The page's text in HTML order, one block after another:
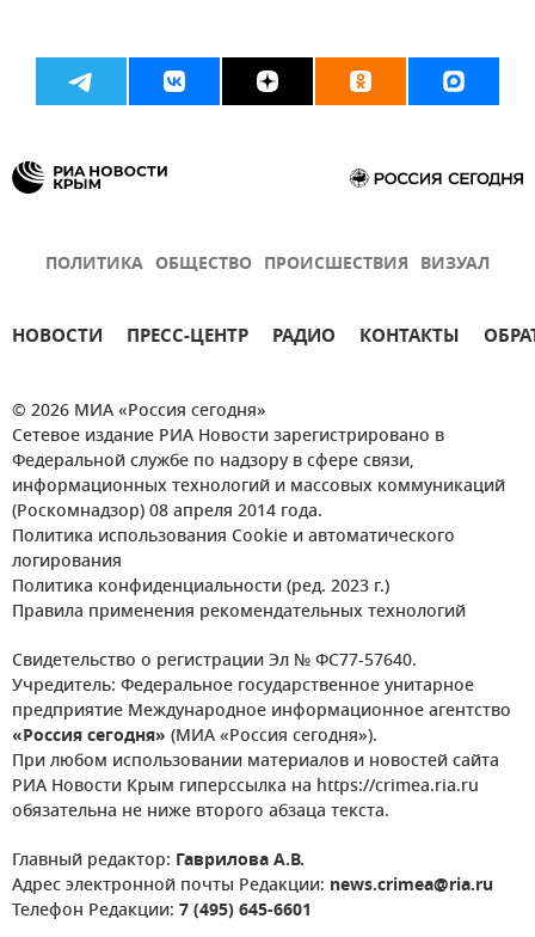
ПОЛИТИКА ОБЩЕСТВО ПРОИСШЕСТВИЯ ВИЗУАЛ
НОВОСТИ ПРЕСС-ЦЕНТР РАДИО КОНТАКТЫ
© 2026 МИА «Россия сегодня»
Сетевое издание РИА Новости зарегистрировано в
Федеральной службе по надзору в сфере связи,
информационных технологий и массовых коммуникаций
(Роскомнадзор) 08 апреля 2014 года.
Политика использования Cookie и автоматического
логирования
Политика конфиденциальности (ред. 2023 г.)
Правила применения рекомендательных технологий
Свидетельство о регистрации Эл № ФС77-57640.
Учредитель: Федеральное государственное унитарное
предприятие Международное информационное агентство
«Россия сегодня» (МИА «Россия сегодня»).
При любом использовании материалов и новостей сайта
РИА Новости Крым гиперссылка на https://crimea.ria.ru
обязательна не ниже второго абзаца текста.
Главный редактор: Гаврилова А.В.
Адрес электронной почты Редакции: news.crimea@ria.ru
Телефон Редакции: 7 (495) 645-6601